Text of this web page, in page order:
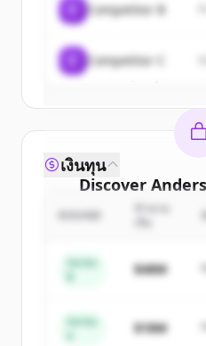
มีบัญชีอยู่แล้วใช่ไ
Competitor B
Competitor C
Discover Anders
Sign up for free to
New accounts
get
Create
เงินทุน
Series
$48M
Series
$18M